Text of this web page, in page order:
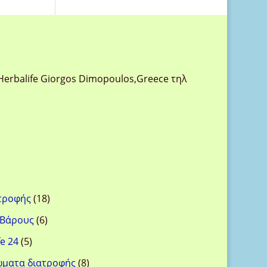
Giorgos Dimopoulos,Greece τηλ
1818
προϊόντα
66
24 55
προϊόντα
διατροφής 88